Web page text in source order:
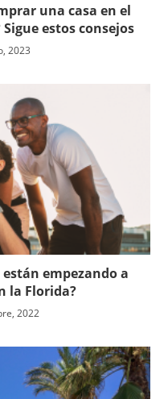
una casa en el
estos consejos
2023
empezando a
la Florida?
2022